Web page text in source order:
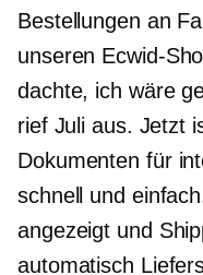
Bestellungen an
unseren Ecwid-
dachte, ich wäre
rief Juli aus. Jetzt
Dokumenten für
schnell und
angezeigt und
automatisch